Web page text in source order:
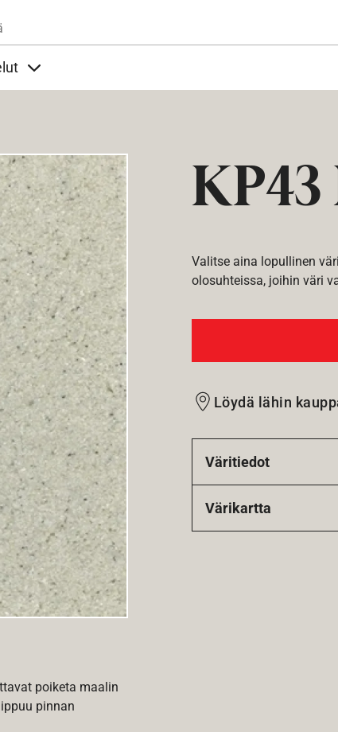
poiketa maalin
pinnan
Valitse aina lopullinen
olosuhteissa, joihin väri
Löydä lähin
Väritiedot
Värikartta